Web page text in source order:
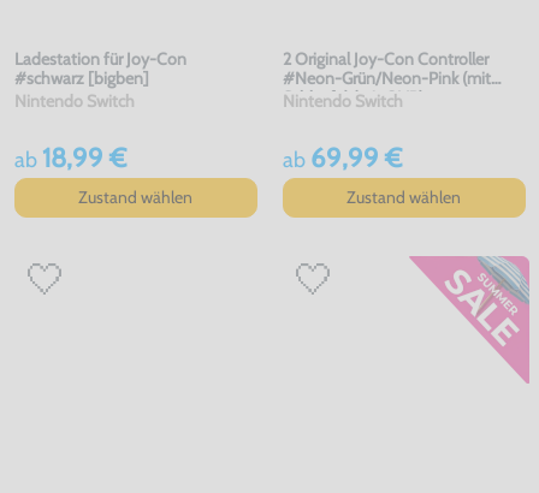
Ladestation für Joy-Con
#schwarz [bigben]
Nintendo Switch
ab 18,99 €
Zustand wählen
2 Original Joy-Con Controller
#Neon-Grün/Neon-Pink (mit
Schlaufe) (mit OVP)
Nintendo Switch
ab 69,99 €
Zustand wählen